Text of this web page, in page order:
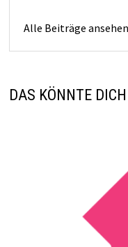
Alle Beiträge
DAS KÖNNTE